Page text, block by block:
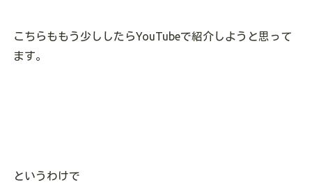
こちらももう少ししたらYouTubeで紹介しようと思って
ます。
というわけで